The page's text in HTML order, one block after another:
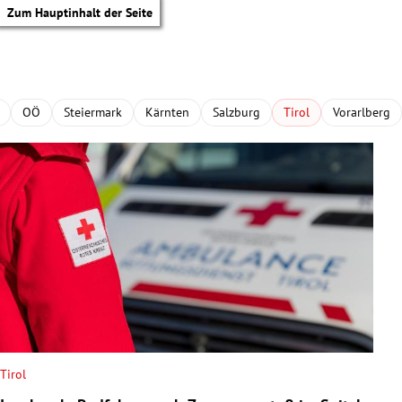
Zum Hauptinhalt der Seite
Untermenü
OÖ Steiermark Kärnten Salzburg Tirol Vorarlberg
Tirol